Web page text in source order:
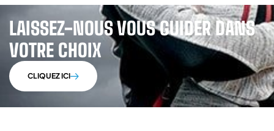
LAISSEZ-NOUS VOUS GUIDER DANS
VOTRE CHOIX
CLIQUEZ ICI